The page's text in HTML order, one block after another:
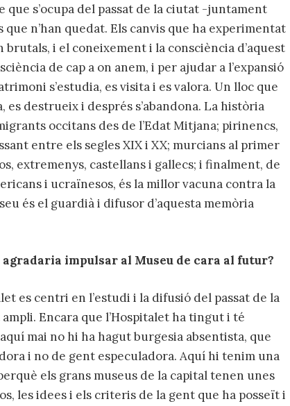
que s’ocupa del passat de la ciutat -juntament
n’han quedat. Els canvis que ha experimentat
brutals, i el coneixement i la consciència d’aquest
de cap a on anem, i per ajudar a l’expansió
s’estudia, es visita i es valora. Un lloc que
es destrueix i després s’abandona. La història
occitans des de l’Edat Mitjana; pirinencs,
entre els segles XIX i XX; murcians al primer
extremenys, castellans i gallecs; i finalment, de
i ucraïnesos, és la millor vacuna contra la
és el guardià i difusor d’aquesta memòria
impulsar al Museu de cara al futur?
es centri en l’estudi i la difusió del passat de la
Encara que l’Hospitalet ha tingut i té
mai no hi ha hagut burgesia absentista, que
i no de gent especuladora. Aquí hi tenim una
els grans museus de la capital tenen unes
les idees i els criteris de la gent que ha posseït i